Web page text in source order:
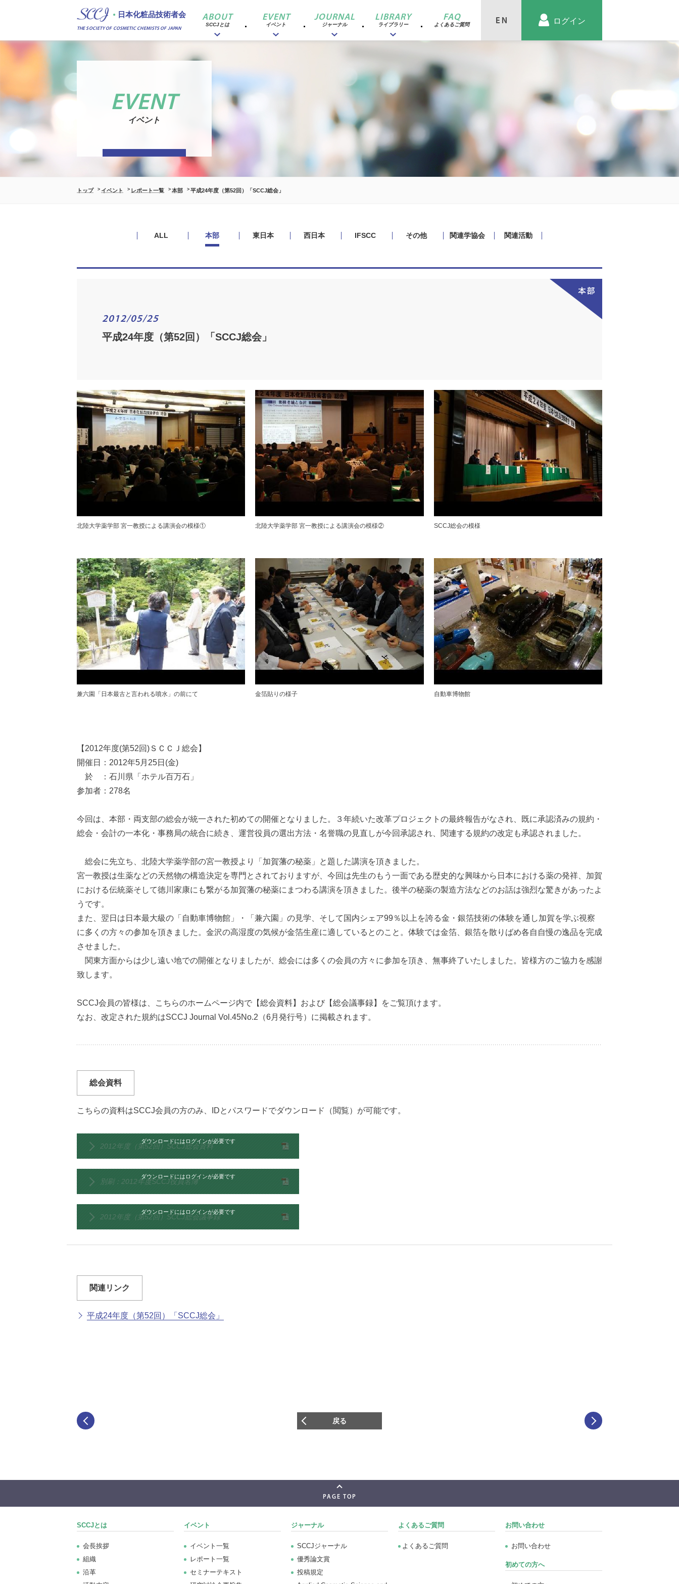
日本化粧品技術者会
THE SOCIETY OF COSMETIC CHEMISTS OF JAPAN
ログイン
ABOUT
SCCJとは
EVENT
イベント
JOURNAL
ジャーナル
LIBRARY
ライブラリー
FAQ
よくあるご質問
EVENT
イベント
トップ イベント レポート一覧 本部 平成24年度（第52回）「SCCJ総会」
ALL 本部 東日本 西日本 IFSCC その他 関連学協会 関連活動
2012/05/25
平成24年度（第52回）「SCCJ総会」
北陸大学薬学部 宮一教授による講演会の模様① 北陸大学薬学部 宮一教授による講演会の模様② SCCJ総会の模様
兼六園「日本最古と言われる噴水」の前にて 金箔貼りの様子 自動車博物館
【2012年度(第52回)ＳＣＣＪ総会】
開催日：2012年5月25日(金)
於 ：石川県「ホテル百万石」
参加者：278名
今回は、本部・両支部の総会が統一された初めての開催となりました。３年続いた改革プロジェクトの最終報告がなされ、既に承認済みの規約・
総会・会計の一本化・事務局の統合に続き、運営役員の選出方法・名誉職の見直しが今回承認され、関連する規約の改定も承認されました。
総会に先立ち、北陸大学薬学部の宮一教授より「加賀藩の秘薬」と題した講演を頂きました。
宮一教授は生薬などの天然物の構造決定を専門とされておりますが、今回は先生のもう一面である歴史的な興味から日本における薬の発祥、加賀
における伝統薬そして徳川家康にも繋がる加賀藩の秘薬にまつわる講演を頂きました。後半の秘薬の製造方法などのお話は強烈な驚きがあったよ
うです。
また、翌日は日本最大級の「自動車博物館」・「兼六園」の見学、そして国内シェア99％以上を誇る金・銀箔技術の体験を通し加賀を学ぶ視察
に多くの方々の参加を頂きました。金沢の高湿度の気候が金箔生産に適しているとのこと。体験では金箔、銀箔を散りばめ各自自慢の逸品を完成
させました。
関東方面からは少し遠い地での開催となりましたが、総会には多くの会員の方々に参加を頂き、無事終了いたしました。皆様方のご協力を感謝
致します。
SCCJ会員の皆様は、こちらのホームページ内で【総会資料】および【総会議事録】をご覧頂けます。
なお、改定された規約はSCCJ Journal Vol.45No.2（6月発行号）に掲載されます。
総会資料
こちらの資料はSCCJ会員の方のみ、IDとパスワードでダウンロード（閲覧）が可能です。
2012年度（第52回）SCCJ総会資料
ダウンロードにはログインが必要です
別刷：2012年度SCCJ役員名簿
ダウンロードにはログインが必要です
2012年度（第52回）SCCJ総会議事録
ダウンロードにはログインが必要です
関連リンク
平成24年度（第52回）「SCCJ総会」
戻る
PAGE TOP
SCCJとは
会長挨拶
組織
沿革
イベント
イベント一覧
レポート一覧
セミナーテキスト
ジャーナル
SCCJジャーナル
優秀論文賞
投稿規定
よくあるご質問
よくあるご質問
お問い合わせ
お問い合わせ
初めての方へ